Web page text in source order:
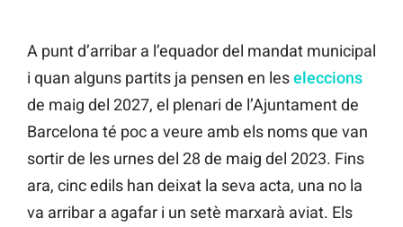
A punt d’arribar a l’equador del mandat municipal
i quan alguns partits ja pensen en leseleccions
de maig del 2027, el plenari de l’Ajuntament de
Barcelona té poc a veure amb els noms que van
sortir de les urnes del 28 de maig del 2023. Fins
ara, cinc edils han deixat la seva acta, una no la
va arribar a agafar i un setè marxarà aviat. Els